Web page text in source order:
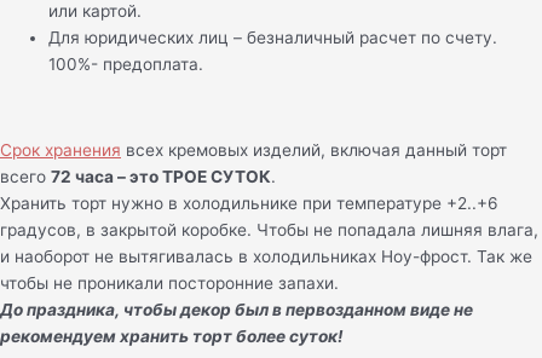
или картой.
Для юридических лиц – безналичный расчет по счету.
100%- предоплата.
Срок хранения всех кремовых изделий, включая данный торт
всего 72 часа – это ТРОЕ СУТОК.
Хранить торт нужно в холодильнике при температуре +2..+6
градусов, в закрытой коробке. Чтобы не попадала лишняя влага,
и наоборот не вытягивалась в холодильниках Ноу-фрост. Так же
чтобы не проникали посторонние запахи.
До праздника, чтобы декор был в первозданном виде не
рекомендуем хранить торт более суток!